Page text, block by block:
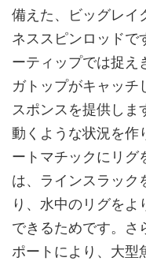
備えた、ビッグレイ
ネススピンロッドで
ーティップでは捉え
ガトップがキャッチ
スポンスを提供しま
動くような状況を作
ートマチックにリグ
は、ラインスラック
り、水中のリグを
できるためです。さ
ポートにより、大型